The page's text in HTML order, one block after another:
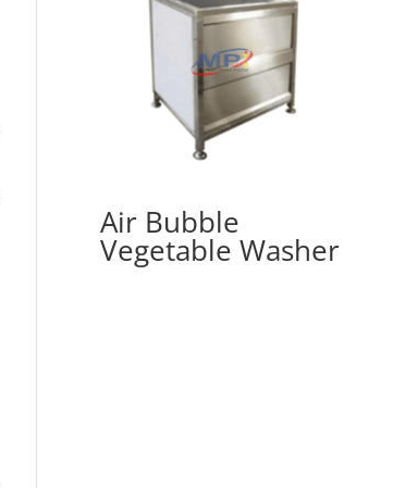
Air Bubble
Vegetable Washer